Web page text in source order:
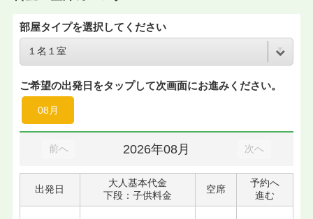
部屋タイプを選択してください
ご希望の出発日をタップして次画面にお進みください。
08月
前へ 2026年08月 次へ
出発日
大人基本代金
下段：子供料金
空席
予約へ
進む